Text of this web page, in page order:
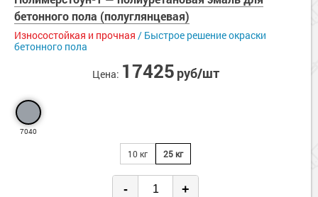
Сопутствующие товары
Морозостойкие краски для металла
Морозостойкие краски для фасада
Сопутствующие товары
Нескользящие
Паропроницаемые
Стойкие к истиранию
Химстойкие
Экологичные
Эластичные
бетонного пола (полуглянцевая)
Износостойкая и прочная / Быстрое решение окраски
бетонного пола
Цена: 17425 руб/шт
7040
10 кг 25 кг
- +